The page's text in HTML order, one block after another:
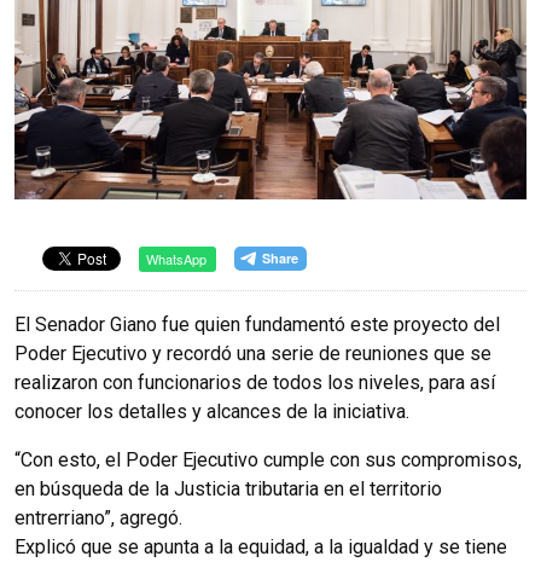
WhatsApp
El Senador Giano fue quien fundamentó este proyecto del
Poder Ejecutivo y recordó una serie de reuniones que se
realizaron con funcionarios de todos los niveles, para así
conocer los detalles y alcances de la iniciativa.
“Con esto, el Poder Ejecutivo cumple con sus compromisos,
en búsqueda de la Justicia tributaria en el territorio
entrerriano”, agregó.
Explicó que se apunta a la equidad, a la igualdad y se tiene